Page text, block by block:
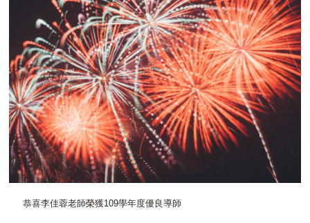
恭喜李佳蓉老師榮獲109學年度優良導師